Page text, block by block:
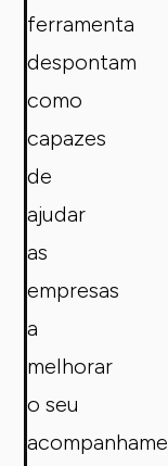
ferramenta
despontam
como
capazes
de
ajudar
as
empresas
a
melhorar
o seu